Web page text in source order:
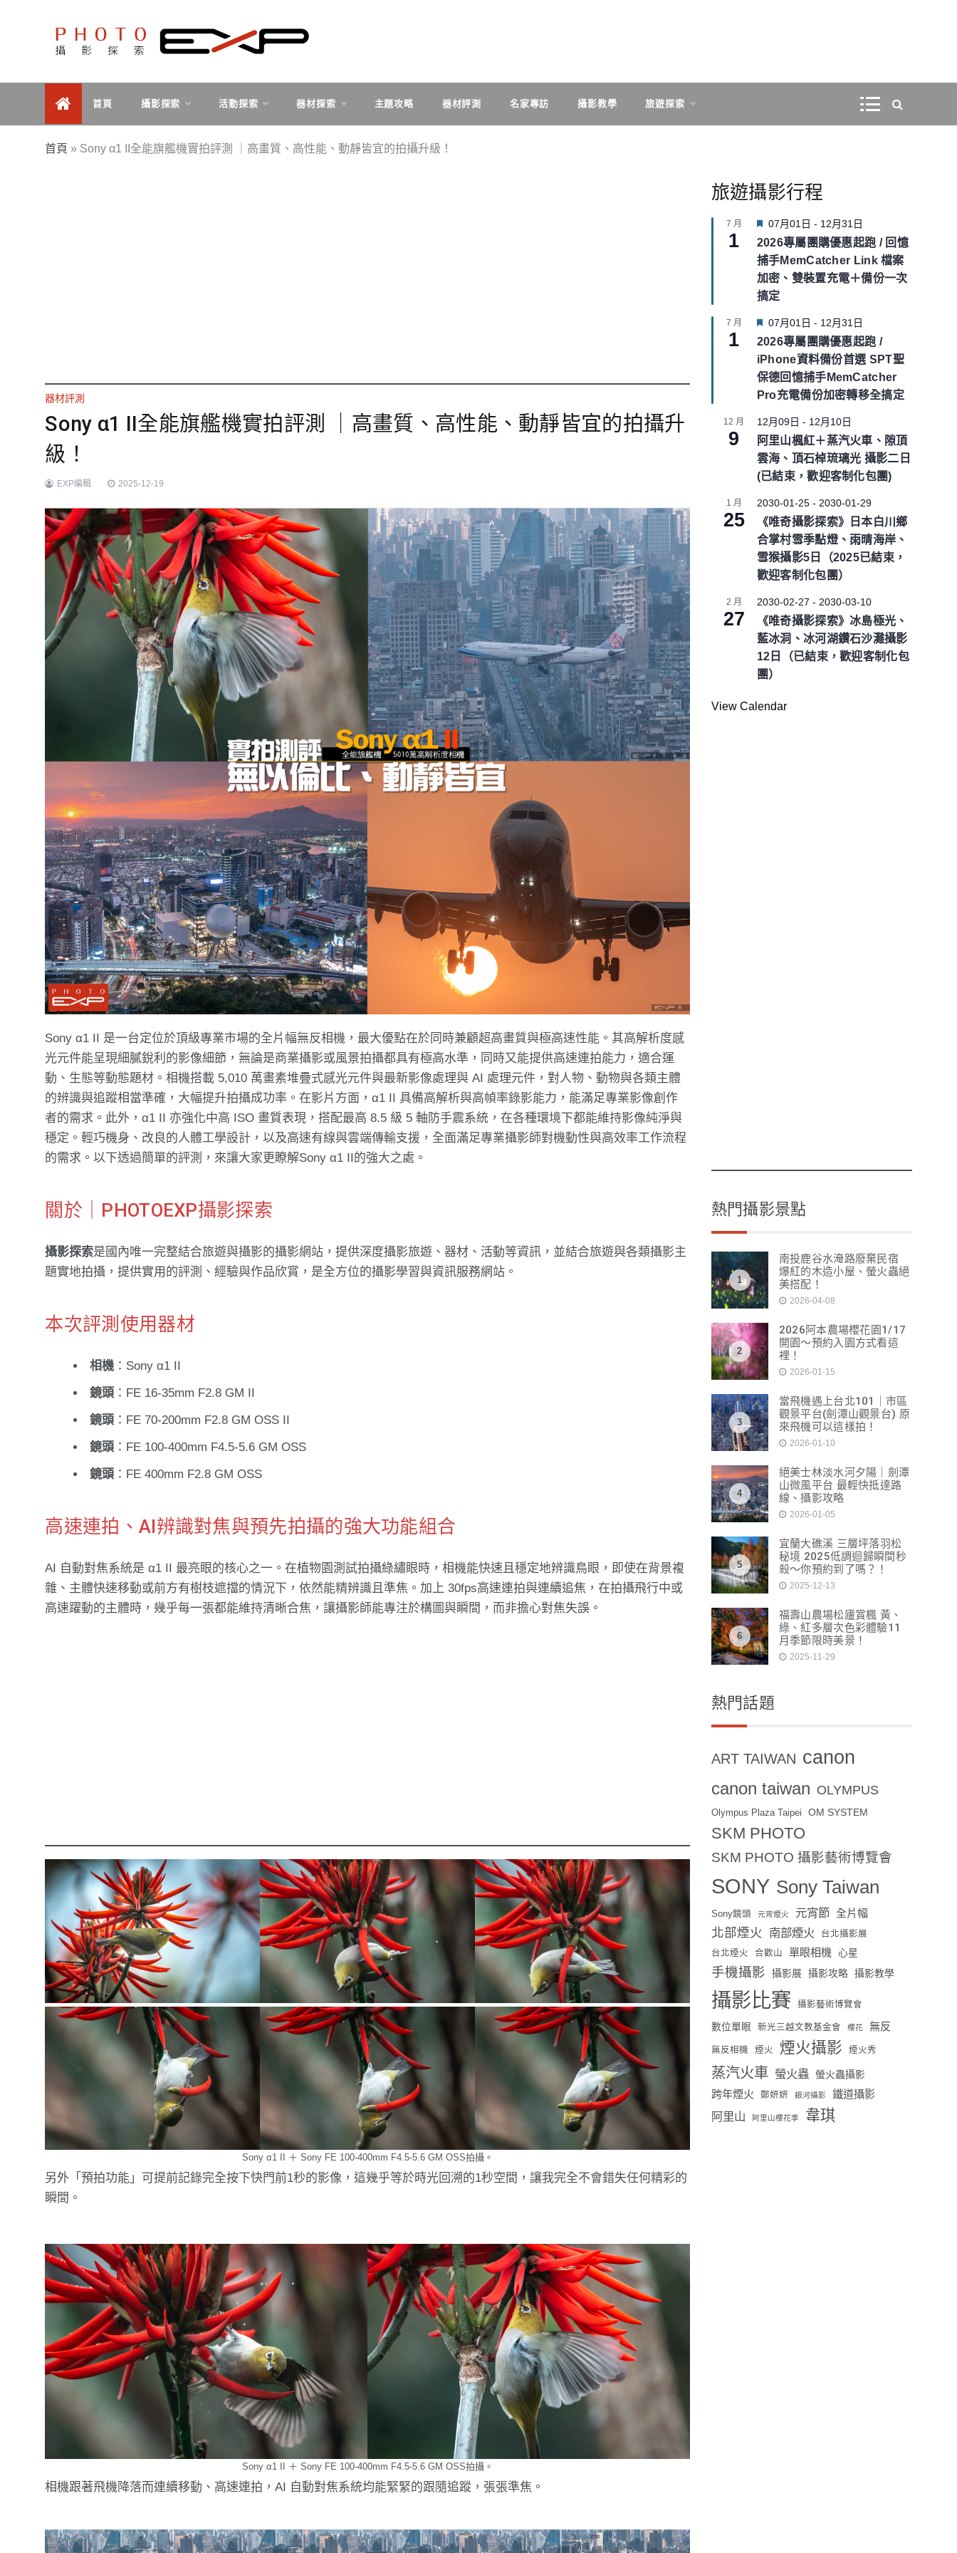
PHOTOEXP攝影探索
首頁 攝影探索 活動探索 器材探索 主題攻略 器材評測 名家專訪 攝影教學 旅遊探索
首頁 » Sony α1 II全能旗艦機實拍評測 ｜高畫質、高性能、動靜皆宜的拍攝升級！
器材評測
Sony α1 II全能旗艦機實拍評測 ｜高畫質、高性能、動靜皆宜的拍攝升
級！
EXP編輯 2025-12-19
Sony α1 II 是一台定位於頂級專業市場的全片幅無反相機，最大優點在於同時兼顧超高畫質與極高速性能。其高解析度感
光元件能呈現細膩銳利的影像細節，無論是商業攝影或風景拍攝都具有極高水準，同時又能提供高速連拍能力，適合運
動、生態等動態題材。相機搭載 5,010 萬畫素堆疊式感光元件與最新影像處理與 AI 處理元件，對人物、動物與各類主體
的辨識與追蹤相當準確，大幅提升拍攝成功率。在影片方面，α1 II 具備高解析與高幀率錄影能力，能滿足專業影像創作
者的需求。此外，α1 II 亦強化中高 ISO 畫質表現，搭配最高 8.5 級 5 軸防手震系統，在各種環境下都能維持影像純淨與
穩定。輕巧機身、改良的人體工學設計，以及高速有線與雲端傳輸支援，全面滿足專業攝影師對機動性與高效率工作流程
的需求。以下透過簡單的評測，來讓大家更瞭解Sony α1 II的強大之處。
關於｜PHOTOEXP攝影探索
攝影探索是國內唯一完整結合旅遊與攝影的攝影網站，提供深度攝影旅遊、器材、活動等資訊，並結合旅遊與各類攝影主
題實地拍攝，提供實用的評測、經驗與作品欣賞，是全方位的攝影學習與資訊服務網站。
本次評測使用器材
相機 ：Sony α1 II
鏡頭 ：FE 16-35mm F2.8 GM II
鏡頭 ：FE 70-200mm F2.8 GM OSS II
鏡頭 ：FE 100-400mm F4.5-5.6 GM OSS
鏡頭 ：FE 400mm F2.8 GM OSS
高速連拍、AI辨識對焦與預先拍攝的強大功能組合
AI 自動對焦系統是 α1 II 最亮眼的核心之一。在植物園測試拍攝綠繡眼時，相機能快速且穩定地辨識鳥眼，即使在背景複
雜、主體快速移動或前方有樹枝遮擋的情況下，依然能精辨識且準焦。加上 30fps高速連拍與連續追焦，在拍攝飛行中或
高速躍動的主體時，幾乎每一張都能維持清晰合焦，讓攝影師能專注於構圖與瞬間，而非擔心對焦失誤。
Sony α1 II ＋ Sony FE 100-400mm F4.5-5.6 GM OSS拍攝。
另外「預拍功能」可提前記錄完全按下快門前1秒的影像，這幾乎等於時光回溯的1秒空間，讓我完全不會錯失任何精彩的
瞬間。
Sony α1 II ＋ Sony FE 100-400mm F4.5-5.6 GM OSS拍攝。
相機跟著飛機降落而連續移動、高速連拍，AI 自動對焦系統均能緊緊的跟隨追蹤，張張準焦。
旅遊攝影行程
7 月
1
F
e
a
t
u
r
e
d
07月01日 - 12月31日
2026專屬團購優惠起跑 / 回憶
捕手MemCatcher Link 檔案
加密、雙裝置充電＋備份一次
搞定
7 月
1
F
e
a
t
u
e
d
07月01日 - 12月31日
2026專屬團購優惠起跑 /
iPhone資料備份首選 SPT聖
保德回憶捕手MemCatcher
Pro充電備份加密轉移全搞定
12 月
9
12月09日 - 12月10日
阿里山楓紅＋蒸汽火車、隙頂
雲海、頂石棹琉璃光 攝影二日
(已結束，歡迎客制化包團)
1 月
25
2030-01-25- 2030-01-29
《唯奇攝影探索》日本白川鄉
合掌村雪季點燈、雨晴海岸、
雪猴攝影5日（2025已結束，
歡迎客制化包團）
2 月
27
2030-02-27 - 2030-03-10
《唯奇攝影探索》冰島極光、
藍冰洞、冰河湖鑽石沙灘攝影
12日（已結束，歡迎客制化包
團）
View Calendar
熱門攝影景點
1
南投鹿谷水淹路廢棄民宿
爆紅的木造小屋、螢火蟲絕
美搭配！
2026-04-08
2
2026阿本農場櫻花園1/17
開園～預約入園方式看這
裡！
2026-01-15
3
當飛機遇上台北101｜市區
觀景平台(劍潭山觀景台) 原
來飛機可以這樣拍！
2026-01-10
4
絕美士林淡水河夕陽｜劍潭
山微風平台 最輕快抵達路
線、攝影攻略
2026-01-05
5
宜蘭大礁溪 三層坪落羽松
秘境 2025低調迴歸瞬間秒
殺～你預約到了嗎？！
2025-12-13
6
福壽山農場松廬賞楓 黃、
綠、紅多層次色彩體驗11
月季節限時美景！
2025-11-29
熱門話題
ART TAIWAN canon
canon taiwan OLYMPUS
Olympus Plaza Taipei OM SYSTEM
SKM PHOTO
SKM PHOTO 攝影藝術博覽會
SONY Sony Taiwan
Sony鏡頭 元宵煙火 元宵節 全片幅
北部煙火 南部煙火
台北攝影展
台北煙火
合歡山 單眼相機 心星
手機攝影 攝影展 攝影攻略 攝影教學
攝影比賽 攝影藝術博覽會
數位單眼 新光三越文教基金會 櫻花 無反
無反相機 煙火 煙火攝影 煙火秀
蒸汽火車 螢火蟲 螢火蟲攝影
跨年煙火 鄭妍妍 銀河攝影 鐵道攝影
阿里山 阿里山櫻花季 韋琪